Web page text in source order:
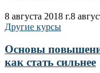
8 августа 2018 г.8
Другие курсы
Основы
как стать сильнее